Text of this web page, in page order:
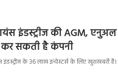
इंडस्ट्रीज की AGM,
कर सकती है कंपनी
के 36 लाख इन्वेस्टर्स के लिए खुशखबरी